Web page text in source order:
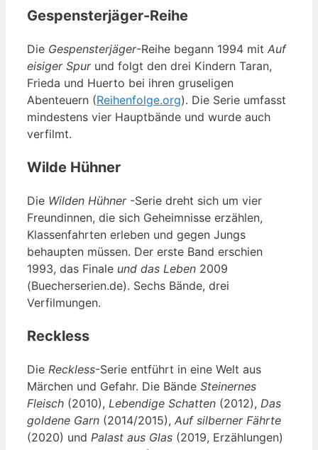
Gespensterjäger-Reihe
Die Gespensterjäger-Reihe begann 1994 mit Auf
eisiger Spurund folgt den drei Kindern Taran,
Frieda und Huerto bei ihren gruseligen
Abenteuern (Reihenfolge.org). Die Serie umfasst
mindestens vier Hauptbände und wurde auch
verfilmt.
Wilde Hühner
Die Wilden Hühner-Serie dreht sich um vier
Freundinnen, die sich Geheimnisse erzählen,
Klassenfahrten erleben und gegen Jungs
behaupten müssen. Der erste Band erschien
1993, das Finale und das Leben 2009
(Buecherserien.de). Sechs Bände, drei
Verfilmungen.
Reckless
Die Reckless-Serie entführt in eine Welt aus
Märchen und Gefahr. Die Bände Steinernes
Fleisch (2010), Lebendige Schatten (2012), Das
goldene Garn (2014/2015), Auf silberner Fährte
(2020) und Palast aus Glas (2019, Erzählungen)